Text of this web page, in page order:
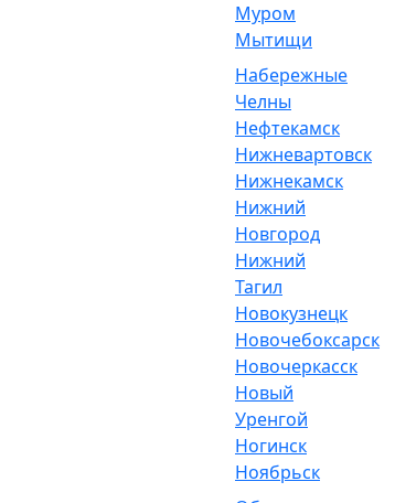
Муром
Мытищи
Набережные
Челны
Нефтекамск
Нижневартовск
Нижнекамск
Нижний
Новгород
Нижний
Тагил
Новокузнецк
Новочебоксарск
Новочеркасск
Новый
Уренгой
Ногинск
Ноябрьск